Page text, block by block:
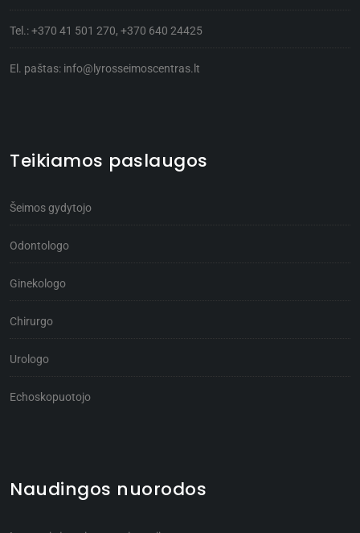
Tel.:+370 41 501 270, +370 640 24425
El. paštas: info@lyrosseimoscentras.lt
Teikiamos paslaugos
Šeimos gydytojo
Odontologo
Ginekologo
Chirurgo
Urologo
Echoskopuotojo
Naudingos nuorodos